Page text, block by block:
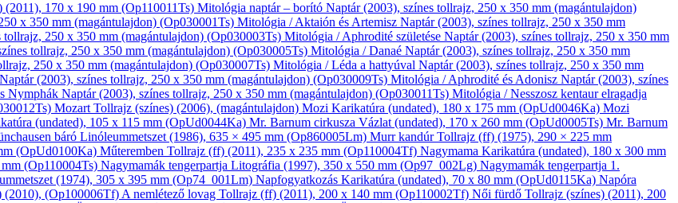
(2011), 170 x 190 mm (Op110011Ts) Mitológia naptár – borító Naptár(2003), színes tollrajz, 250 x 350 mm (magántulajdon)
x 350 mm (magántulajdon) (Op030001Ts) Mitológia / Aktaión és Artemisz Naptár(2003), színes tollrajz, 250 x 350 mm
250 x 350 mm (magántulajdon) (Op030003Ts) Mitológia / Aphrodité születése Naptár(2003), színes tollrajz, 250 x 350 mm
tollrajz, 250 x 350 mm (magántulajdon) (Op030005Ts) Mitológia / Danaé Naptár(2003), színes tollrajz, 250 x 350 mm
250 x 350 mm (magántulajdon) (Op030007Ts) Mitológia / Léda a hattyúval Naptár(2003), színes tollrajz, 250 x 350 mm
Naptár(2003), színes tollrajz, 250 x 350 mm (magántulajdon) (Op030009Ts) Mitológia / Aphrodité és Adonisz Naptár(2003), színes
Nymphák Naptár(2003), színes tollrajz, 250 x 350 mm (magántulajdon) (Op030011Ts) Mitológia / Nesszosz kentaur elragadja
Mozart Tollrajz (színes) (2006), (magántulajdon) Mozi Karikatúra (undated), 180 x 175 mm (OpUd0046Ka) Mozi
(undated), 105 x 115 mm (OpUd0044Ka) Mr. Barnum cirkusza Vázlat (undated), 170 x 260 mm (OpUd0005Ts) Mr. Barnum
báró Linóleum­metszet (1986), 635 × 495 mm (Op860005Lm) Murr kandúrTollrajz (ff) (1975), 290 × 225 mm
(OpUd0100Ka) Műteremben Tollrajz (ff) (2011), 235 x 235 mm (Op110004Tf) Nagymama Karikatúra (undated), 180 x 300 mm
(Op110004Ts) Nagymamák tengerpartja Litográfia (1997), 350 x 550 mm (Op97_002Lg) Nagymamák tengerpartja 1.
(1974), 305 x 395 mm (Op74_001Lm) Napfogyatkozás Karikatúra (undated), 70 x 80 mm (OpUd0115Ka) Napóra
(2010), (Op100006Tf) A nemlétező lovag Tollrajz (ff) (2011), 200 x 140 mm (Op110002Tf) Női fürdő Tollrajz (színes) (2011), 200